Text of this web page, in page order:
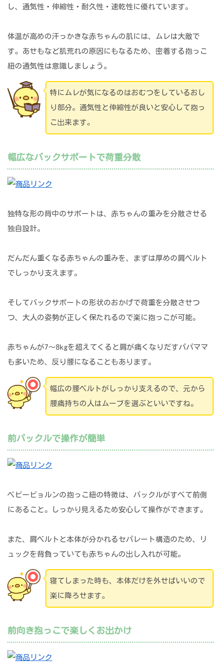
し、通気性・伸縮性・耐久性・速乾性に優れています。
体温が高めの汗っかきな赤ちゃんの肌には、ムレは大敵で
す。あせもなど肌荒れの原因にもなるため、密着する抱っこ
紐の通気性は意識しましょう。
特にムレが気になるのはおむつをしているおし
り部分。通気性と伸縮性が良いと安心して抱っ
こ出来ます。
幅広なバックサポートで荷重分散
独特な形の背中のサポートは、赤ちゃんの重みを分散させる
独自設計。
だんだん重くなる赤ちゃんの重みを、まずは厚めの肩ベルト
でしっかり支えます。
そしてバックサポートの形状のおかげで荷重を分散させつ
つ、大人の姿勢が正しく保たれるので楽に抱っこが可能。
赤ちゃんが7～8kgを超えてくると肩が痛くなりだすパパママ
も多いため、反り腰になることもあります。
幅広の腰ベルトがしっかり支えるので、元から
腰痛持ちの人はムーブを選ぶといいですね。
前バックルで操作が簡単
ベビービョルンの抱っこ紐の特徴は、バックルがすべて前側
にあること。しっかり見えるため安心して操作ができます。
また、肩ベルトと本体が分かれるセパレート構造のため、リ
ュックを背負っていても赤ちゃんの出し入れが可能。
寝てしまった時も、本体だけを外せばいいので
楽に降ろせます。
前向き抱っこで楽しくお出かけ